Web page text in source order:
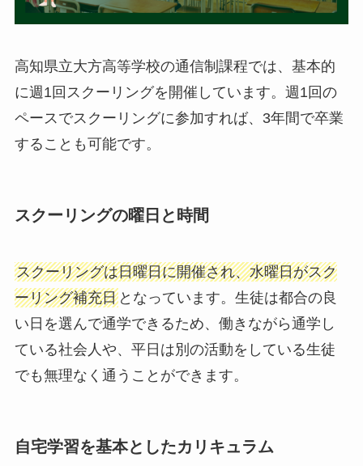
高知県立大方高等学校の通信制課程では、基本的
に週1回スクーリングを開催しています。週1回の
ペースでスクーリングに参加すれば、3年間で卒業
することも可能です。
スクーリングの曜日と時間
スクーリングは日曜日に開催され、水曜日がスク
ーリング補充日となっています。生徒は都合の良
い日を選んで通学できるため、働きながら通学し
ている社会人や、平日は別の活動をしている生徒
でも無理なく通うことができます。
自宅学習を基本としたカリキュラム